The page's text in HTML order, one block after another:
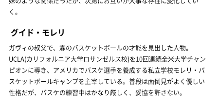
く。
グイド・モレリ
ガヴィの叔父で、霖のバスケットボールの才能を見出した人物。
UCLA(カリフォルニア大学ロサンゼルス校)を10回連続全米大学チャン
ピオンに導き、アメリカでバスケ選手を養成する私立学校モレリ・バ
スケットボールキャンプを主宰している。普段は面倒見がよく優しい
性格だが、バスケの練習中はかなり厳しく、妥協を許さない。